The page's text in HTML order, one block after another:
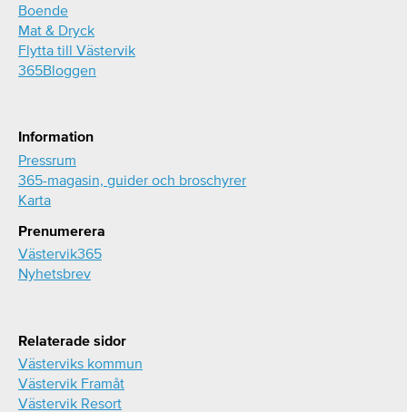
Boende
Mat & Dryck
Flytta till Västervik
365Bloggen
Information
Pressrum
365-magasin, guider och broschyrer
Karta
Prenumerera
Västervik365
Nyhetsbrev
Relaterade sidor
Västerviks kommun
Västervik Framåt
Västervik Resort